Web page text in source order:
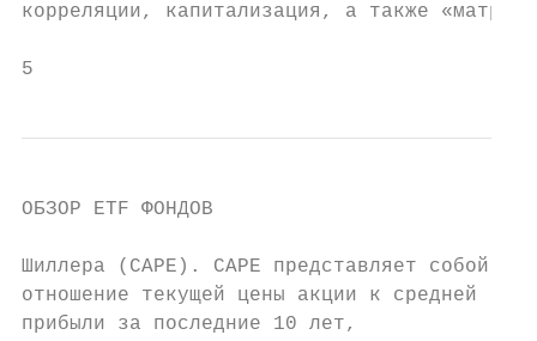
корреляции, капитализация, а также
5
ОБЗОР ETF ФОНДОВ
Шиллера (CAPE). CAPE представляет
отношение текущей цены акции к средней
прибыли за последние 10 лет,